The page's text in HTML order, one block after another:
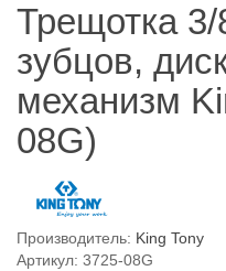
Трещотка
зубцов,
механизм
08G)
Производитель: King Tony
Артикул: 3725-08G